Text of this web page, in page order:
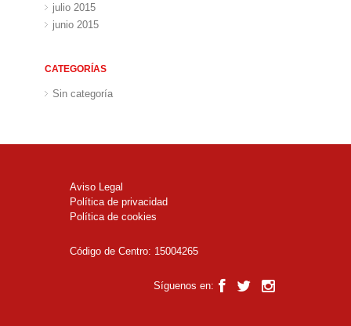
julio 2015
junio 2015
CATEGORÍAS
Sin categoría
Aviso Legal
Política de privacidad
Política de cookies
Código de Centro: 15004265
Síguenos en: